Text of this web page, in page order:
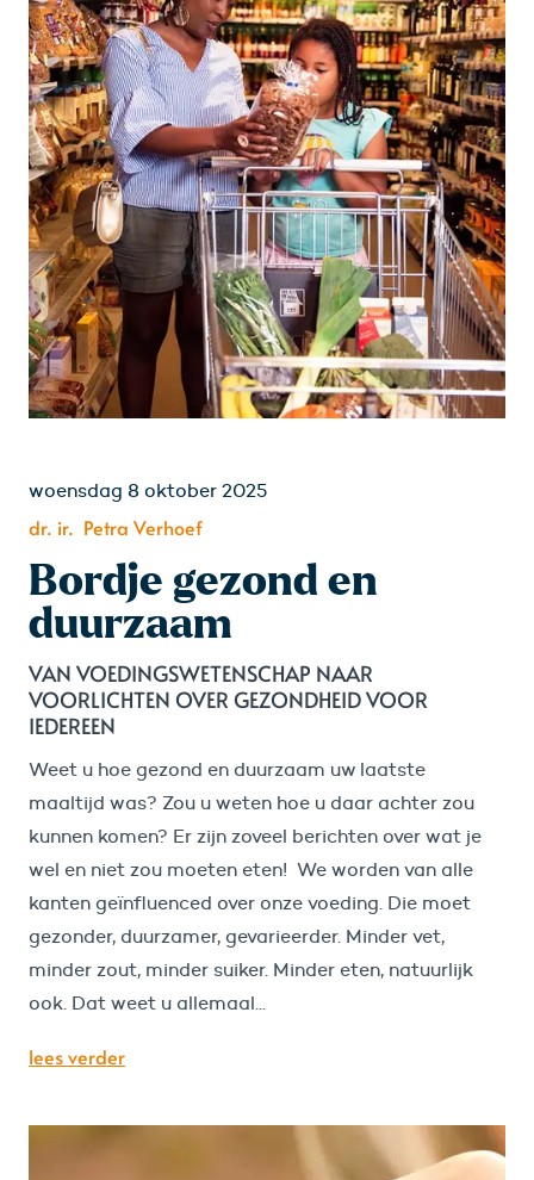
woensdag 8 oktober 2025
dr. ir. Petra Verhoef
Bordje gezond en
duurzaam
VAN VOEDINGSWETENSCHAP NAAR
VOORLICHTEN OVER GEZONDHEID VOOR
IEDEREEN
Weet u hoe gezond en duurzaam uw laatste
maaltijd was? Zou u weten hoe u daar achter zou
kunnen komen? Er zijn zoveel berichten over wat je
wel en niet zou moeten eten! We worden van alle
kanten geïnfluenced over onze voeding. Die moet
gezonder, duurzamer, gevarieerder. Minder vet,
minder zout, minder suiker. Minder eten, natuurlijk
ook. Dat weet u allemaal...
lees verder